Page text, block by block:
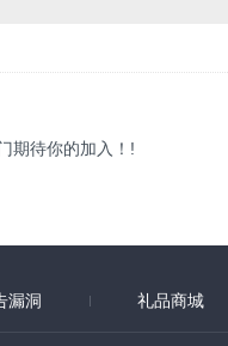
期待你的加入！!
漏洞 礼品商城